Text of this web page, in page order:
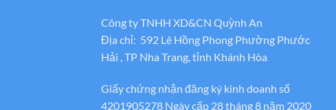
Công ty TNHH XD&CN Quỳnh An
Địa chỉ: 592 Lê Hồng Phong Phường Phước
Hải , TP Nha Trang, tỉnh Khánh Hòa
Giấy chứng nhận đăng ký kinh doanh số
4201905278 Ngày cấp 28 tháng 8 năm 2020